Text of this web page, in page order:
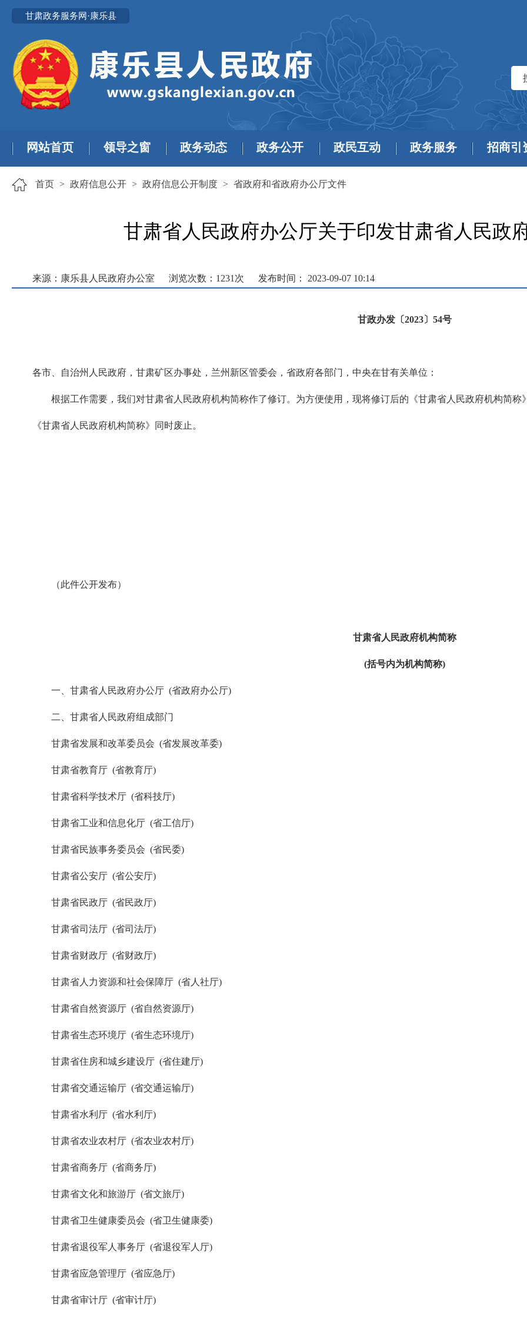
甘肃政务服务网·康乐县
网站首页 领导之窗 政务动态 政务公开 政民互动 政务服务 招商引
首页 > 政府信息公开 > 政府信息公开制度 > 省政府和省政府办公厅文件
甘肃省人民政府办公厅关于印发甘肃省人民政
来源：康乐县人民政府办公室 浏览次数： 1231 次 发布时间： 2023-09-07 10:14
甘政办发〔2023〕54号
各市、自治州人民政府，甘肃矿区办事处，兰州新区管委会，省政府各部门，中央在甘有关单位：
根据工作需要，我们对甘肃省人民政府机构简称作了修订。为方便使用，现将修订后的《甘肃省人民政府机构简称
《甘肃省人民政府机构简称》同时废止。
（此件公开发布）
甘肃省人民政府机构简称
(括号内为机构简称)
一、甘肃省人民政府办公厅 (省政府办公厅)
二、甘肃省人民政府组成部门
甘肃省发展和改革委员会 (省发展改革委)
甘肃省教育厅 (省教育厅)
甘肃省科学技术厅 (省科技厅)
甘肃省工业和信息化厅 (省工信厅)
甘肃省民族事务委员会 (省民委)
甘肃省公安厅 (省公安厅)
甘肃省民政厅 (省民政厅)
甘肃省司法厅 (省司法厅)
甘肃省财政厅 (省财政厅)
甘肃省人力资源和社会保障厅 (省人社厅)
甘肃省自然资源厅 (省自然资源厅)
甘肃省生态环境厅 (省生态环境厅)
甘肃省住房和城乡建设厅 (省住建厅)
甘肃省交通运输厅 (省交通运输厅)
甘肃省水利厅 (省水利厅)
甘肃省农业农村厅 (省农业农村厅)
甘肃省商务厅 (省商务厅)
甘肃省文化和旅游厅 (省文旅厅)
甘肃省卫生健康委员会 (省卫生健康委)
甘肃省退役军人事务厅 (省退役军人厅)
甘肃省应急管理厅 (省应急厅)
甘肃省审计厅 (省审计厅)